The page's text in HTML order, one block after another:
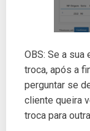
OBS: Se a
troca, após a
perguntar se
cliente queira
troca para